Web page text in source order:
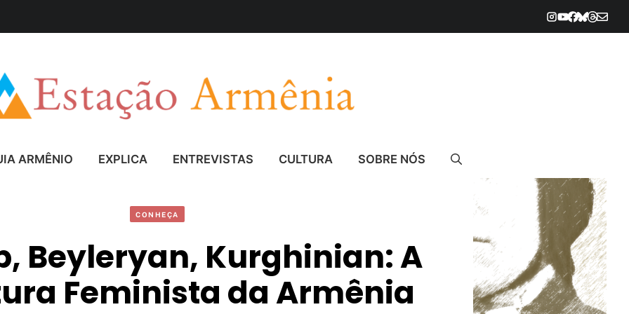
ARMÊNIO EXPLICA ENTREVISTAS CULTURA SOBRE NÓS
CONHEÇA
Beyleryan, Kurghinian: A
Feminista da Armênia